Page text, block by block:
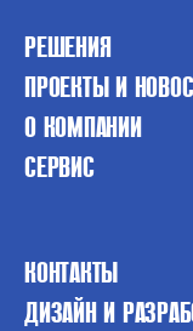
РЕШЕНИЯ
ПРОЕКТЫ И
О КОМПАНИИ
СЕРВИС
КОНТАКТЫ
ДИЗАЙН И